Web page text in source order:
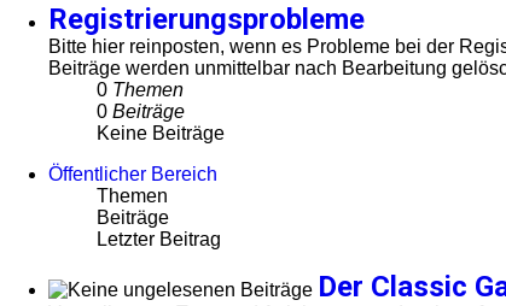
Registrierungsprobleme
Bitte hier reinposten, wenn es Probleme bei der
Beiträge werden unmittelbar nach Bearbeitung
0 Themen
0 Beiträge
Keine Beiträge
Öffentlicher Bereich
Themen
Beiträge
Letzter Beitrag
Der Classic